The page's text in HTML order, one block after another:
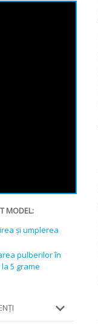
MODEL:
și umplerea
pulberilor în
5 grame